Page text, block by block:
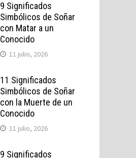
9 Significados
Simbólicos de Soñar
con Matar a un
Conocido
11 julio, 2026
11 Significados
Simbólicos de Soñar
con la Muerte de un
Conocido
11 julio, 2026
9 Significados